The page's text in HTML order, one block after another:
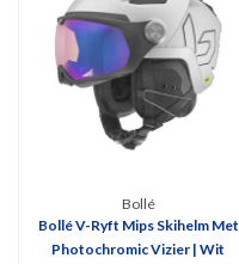
Bollé
Bollé V-Ryft Mips Skihelm Met
Photochromic Vizier | Wit